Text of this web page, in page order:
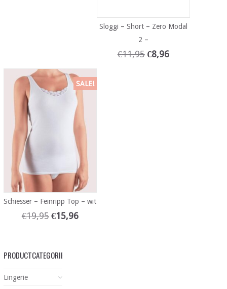
Sloggi – Short – Zero Modal
2 –
€11,95 €8,96
SALE!
Schiesser – Feinripp Top – wit
€19,95 €15,96
PRODUCTCATEGORIEËN
Lingerie